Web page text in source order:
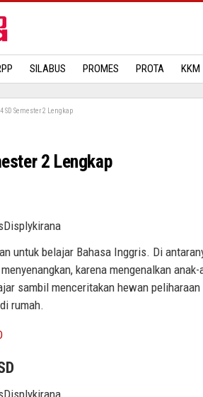
SILABUS PROMES PROTA KKM
SD Semester 2 Lengkap
2 Lengkap
untuk belajar Bahasa Inggris. Di
karena mengenalkan anak-
sambil menceritakan hewan peliharaan
rumah.